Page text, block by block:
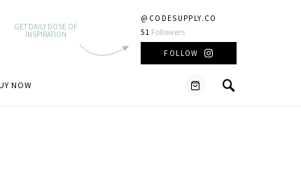
GET DAILY DOSE OF
INSPIRATION
@CODESUPPLY.CO
51 Followers
FOLLOW
NOW